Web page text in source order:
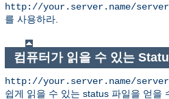
http://your.server.name/
를 사용하라.
컴퓨터가 읽을 수 있는
http://your.server.name/
쉽게 읽을 수 있는 status 파일을 얻을